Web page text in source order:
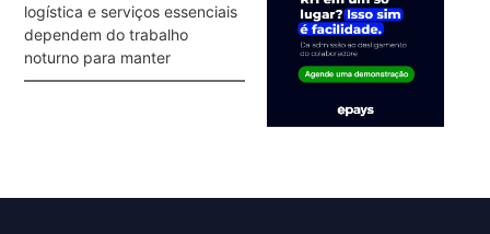
logística e serviços essenciais
dependem do trabalho
noturno para manter